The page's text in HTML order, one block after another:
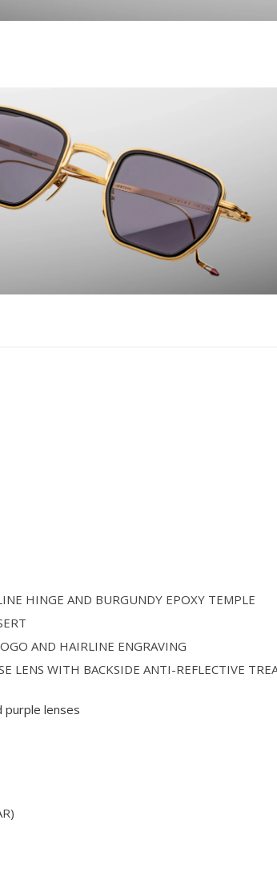
HINGE AND BURGUNDY EPOXY TEMPLE
AND HAIRLINE ENGRAVING
LENS WITH BACKSIDE ANTI-REFLECTIVE
purple lenses